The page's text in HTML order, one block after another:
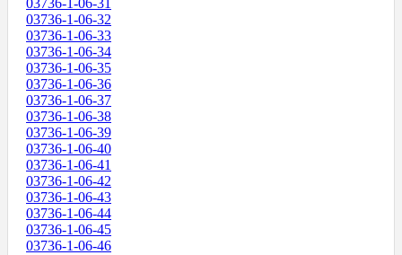
03736-1-06-31
03736-1-06-32
03736-1-06-33
03736-1-06-34
03736-1-06-35
03736-1-06-36
03736-1-06-37
03736-1-06-38
03736-1-06-39
03736-1-06-40
03736-1-06-41
03736-1-06-42
03736-1-06-43
03736-1-06-44
03736-1-06-45
03736-1-06-46